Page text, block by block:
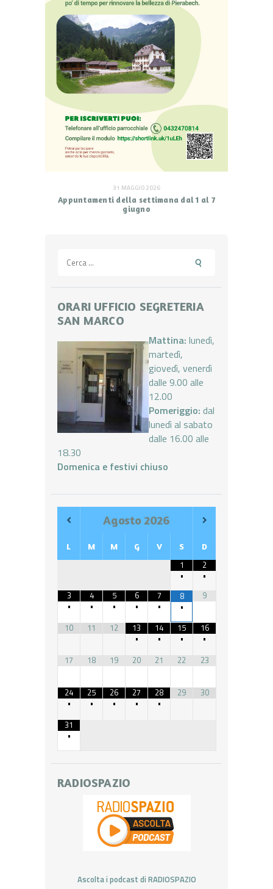
31 MAGGIO 2026
Appuntamenti della settimana dal 1 al 7
giugno
per:
ORARI UFFICIO SEGRETERIA
SAN MARCO
Mattina: lunedì,
martedì,
giovedì, venerdì
dalle 9.00 alle
12.00
Pomeriggio: dal
lunedì al sabato
dalle 16.00 alle
18.30
Domenica e festivi chiuso
Agosto 2026
L M M G V S D
1
•
2
•
3
•
4
•
5
•
6
•
7
•
8
•
9
10 11 12
13
•
14
•
15
•
16
•
17
18 19 20 21 22 23
24
•
25
•
26
•
27
•
28
•
29 30
31
•
RADIOSPAZIO
Ascolta i podcast di RADIOSPAZIO